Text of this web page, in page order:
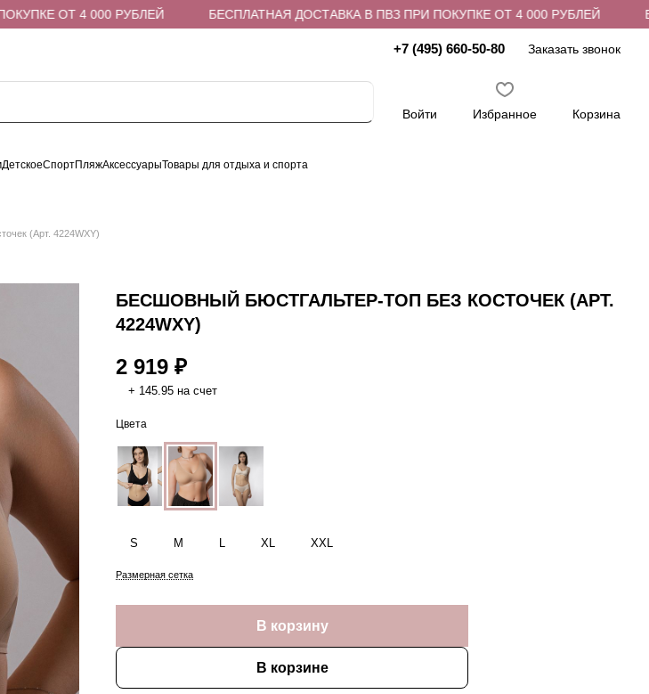
ОТ 4 000 РУБЛЕЙ БЕСПЛАТНАЯ ДОСТАВКА В ПВЗ ПРИ ПОКУПКЕ ОТ 4 000 РУБЛЕЙ
+7 (495) 660-50-80 Заказать звонок
Войти Избранное Корзина
ДетскоеСпортПляжАксессуарыТовары для отдыха и спорта
(Арт. 4224WXY)
БЕСШОВНЫЙ БЮСТГАЛЬТЕР-ТОП БЕЗ КОСТОЧЕК (АРТ.
4224WXY)
2 919 ₽
+ 145.95 на счет
Цвета
S M L XL XXL
Размерная сетка
В корзину
В корзине